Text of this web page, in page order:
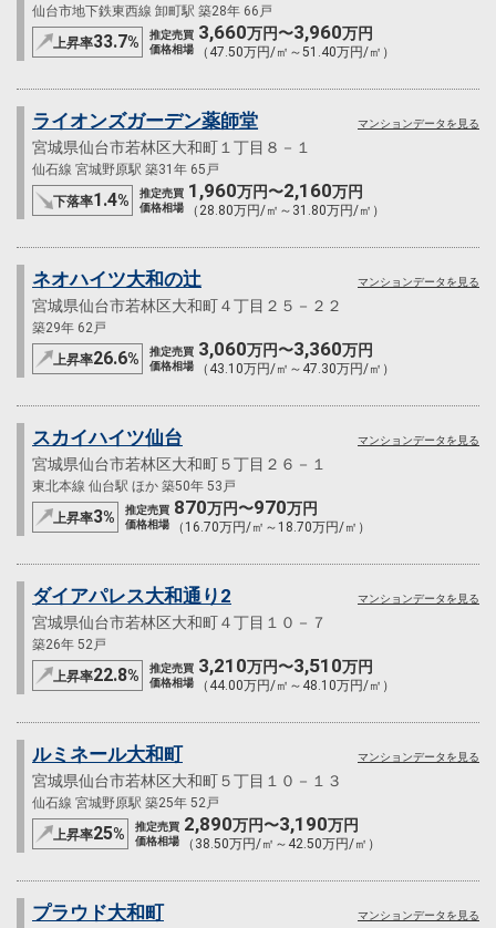
仙台市地下鉄東西線 卸町駅 築28年 66戸
上昇率33.7%
推定売買
価格相場
3,660万円〜3,960万円
（47.50万円/㎡～51.40万円/㎡）
ライオンズガーデン薬師堂
宮城県仙台市若林区大和町１丁目８－１
仙石線 宮城野原駅 築31年 65戸
下落率1.4%
推定売買
価格相場
1,960万円〜2,160万円
（28.80万円/㎡～31.80万円/㎡）
マンションデータを見る
ネオハイツ大和の辻
宮城県仙台市若林区大和町４丁目２５－２２
築29年 62戸
上昇率26.6%
推定売買
価格相場
3,060万円〜3,360万円
（43.10万円/㎡～47.30万円/㎡）
マンションデータを見る
スカイハイツ仙台
宮城県仙台市若林区大和町５丁目２６－１
東北本線 仙台駅 ほか 築50年 53戸
上昇率3%
推定売買
価格相場
870万円〜970万円
（16.70万円/㎡～18.70万円/㎡）
マンションデータを見る
ダイアパレス大和通り2
宮城県仙台市若林区大和町４丁目１０－７
築26年 52戸
上昇率22.8%
推定売買
価格相場
3,210万円〜3,510万円
（44.00万円/㎡～48.10万円/㎡）
マンションデータを見る
ルミネール大和町
宮城県仙台市若林区大和町５丁目１０－１３
仙石線 宮城野原駅 築25年 52戸
上昇率25%
推定売買
価格相場
2,890万円〜3,190万円
（38.50万円/㎡～42.50万円/㎡）
マンションデータを見る
プラウド大和町 マンションデータを見る